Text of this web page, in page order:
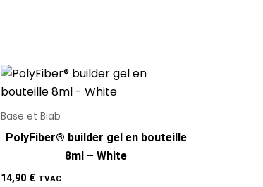
Base et Biab
PolyFiber® builder gel en bouteille
8ml – White
14,90 € TVAC